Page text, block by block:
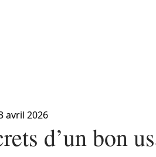
avril 2026
d’un bon